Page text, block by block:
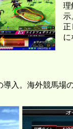
理
示
正
に
入。海外競馬場